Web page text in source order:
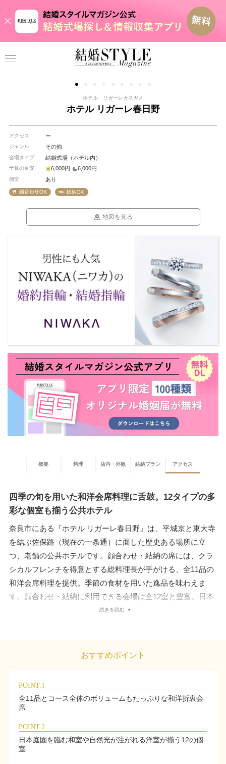
ホテル リガーレカスガノ
ホテル リガーレ春日野
アクセス ー
ジャンル その他
会場タイプ 結婚式場（ホテル内）
予算の目安 6,000円 6,000円
個室 あり
地図を見る
概要 料理 店内・外観 結納プラン アクセス
四季の旬を用いた和洋会席料理に舌鼓。12タイプの多
彩な個室も揃う公共ホテル
奈良市にある『ホテル リガーレ春日野』は、平城京と東大寺
を結ぶ佐保路（現在の一条通）に面した歴史ある場所に立
つ、老舗の公共ホテルです。顔合わせ・結納の席には、クラ
シカルフレンチを得意とする総料理長が手がける、全11品の
和洋会席料理を提供。季節の食材を用いた逸品を味わえま
す。顔合わせ・結納に利用できる会場は全12室と豊富。日本
庭園を併設した『佐保路』や、南側全面ガラス張りで自然光
せます。最寄りの近鉄奈良駅からはバスでの移動がおすす
続きを読む
おすすめポイント
POINT.1
全11品とコース全体のボリュームもたっぷりな和洋折衷会
席
POINT.2
日本庭園を臨む和室や自然光が注がれる洋室が揃う12の個
室